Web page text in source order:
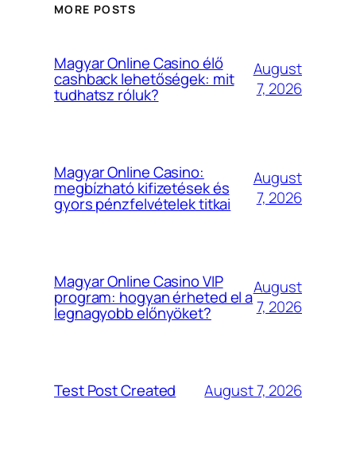
MORE POSTS
Magyar Online Casino élő
cashback lehetőségek: mit
tudhatsz róluk?
August
7, 2026
Magyar Online Casino:
megbízható kifizetések és
gyors pénzfelvételek titkai
August
7, 2026
Magyar Online Casino VIP
program: hogyan érheted el a
legnagyobb előnyöket?
August
7, 2026
Test Post Created August 7, 2026